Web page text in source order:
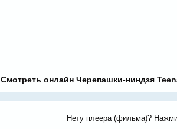
Смотреть онлайн Черепашки-ниндзя
Нету плеера (фильма)?